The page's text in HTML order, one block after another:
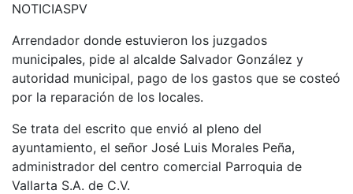
NOTICIASPV
Arrendador donde estuvieron los juzgados
municipales, pide al alcalde Salvador González y
autoridad municipal, pago de los gastos que se costeó
por la reparación de los locales.
Se trata del escrito que envió al pleno del
ayuntamiento, el señor José Luis Morales Peña,
administrador del centro comercial Parroquia de
Vallarta S.A. de C.V.